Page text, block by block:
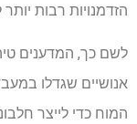
הזדמנויות רבות
אנושיים שגדלו
המוח כדי לייצר